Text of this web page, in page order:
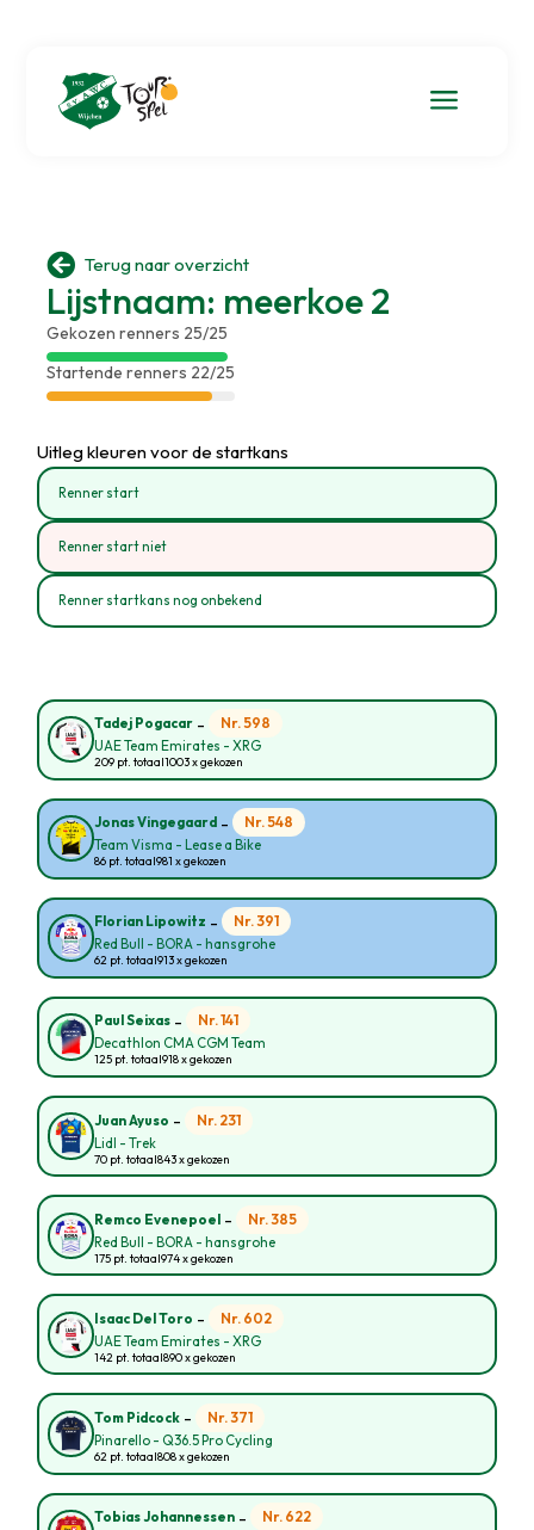
a
 Terug naar overzicht
Lijstnaam: meerkoe 2
Gekozen renners 25/25
Startende renners 22/25
Uitleg kleuren voor de startkans
Renner start
Renner start niet
Renner startkans nog onbekend
Tadej Pogacar - Nr. 598
UAE Team Emirates - XRG
209 pt. totaal1003 x gekozen
Jonas Vingegaard - Nr. 548
Team Visma - Lease a Bike
86 pt. totaal981 x gekozen
Florian Lipowitz - Nr. 391
Red Bull - BORA - hansgrohe
62 pt. totaal913 x gekozen
Paul Seixas - Nr. 141
Decathlon CMA CGM Team
125 pt. totaal918 x gekozen
Juan Ayuso - Nr. 231
Lidl - Trek
70 pt. totaal843 x gekozen
Remco Evenepoel - Nr. 385
Red Bull - BORA - hansgrohe
175 pt. totaal974 x gekozen
Isaac Del Toro - Nr. 602
UAE Team Emirates - XRG
142 pt. totaal890 x gekozen
Tom Pidcock - Nr. 371
Pinarello - Q36.5 Pro Cycling
62 pt. totaal808 x gekozen
Tobias Johannessen - Nr. 622